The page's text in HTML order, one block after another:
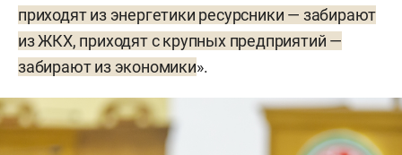
приходят из энергетики ресурсники — забирают
из ЖКХ, приходят с крупных предприятий —
забирают из экономики».